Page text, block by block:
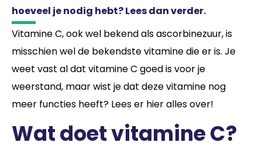
hoeveel je nodig hebt? Lees dan verder.
Vitamine C, ook wel bekend als ascorbinezuur, is
misschien wel de bekendste vitamine die er is. Je
weet vast al dat vitamine C goed is voor je
weerstand, maar wist je dat deze vitamine nog
meer functies heeft? Lees er hier alles over!
Wat doet vitamine C?